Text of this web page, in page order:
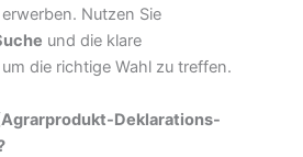
Nutzen Sie
und die klare
die richtige Wahl zu treffen.
Deklarations-